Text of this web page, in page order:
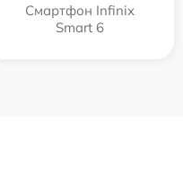
Смартфон Infinix
Smart 6